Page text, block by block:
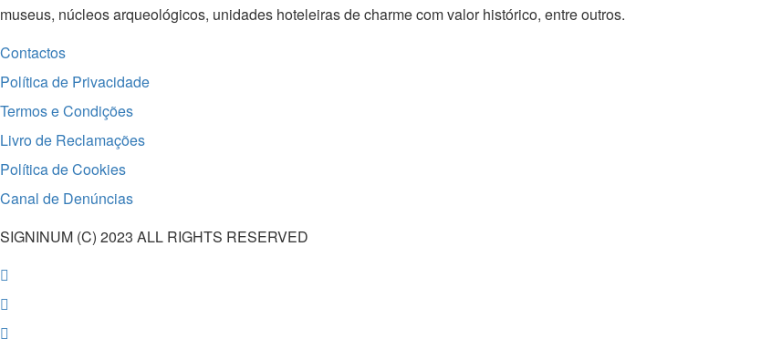
museus, núcleos arqueológicos, unidades hoteleiras de charme com valor histórico, entre outros.
Contactos
Política de Privacidade
Termos e Condições
Livro de Reclamações
Política de Cookies
Canal de Denúncias
SIGNINUM (C) 2023 ALL RIGHTS RESERVED